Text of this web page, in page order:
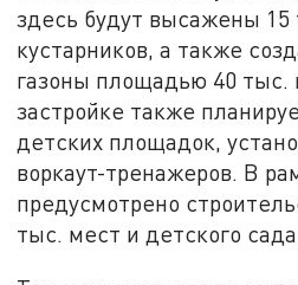
здесь будут высажены 15
кустарников, а также
газоны площадью 40 тыс.
застройке также
детских площадок,
воркаут-тренажеров. В
предусмотрено
тыс. мест и детского